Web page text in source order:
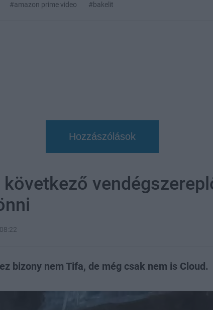
#amazon prime video #bakelit
Hozzászólások
következő
bizony nem Tifa, de még csak nem is Cloud.